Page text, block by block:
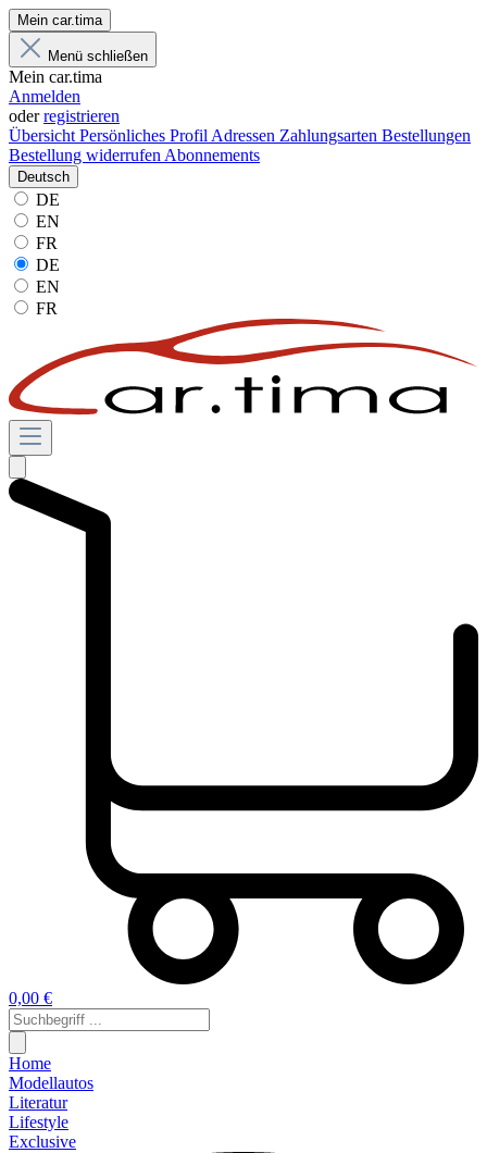
Mein car.tima
Menü schließen
Mein car.tima
Anmelden
oderregistrieren
Übersicht Persönliches Profil Adressen Zahlungsarten Bestellungen
Bestellung widerrufen Abonnements
Deutsch
DE
EN
FR
DE
EN
FR
0,00 €
Home
Modellautos
Literatur
Lifestyle
Exclusive